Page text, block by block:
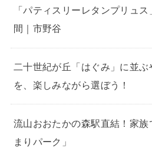
「パティスリーレタンプリュ
間｜市野谷
二十世紀が丘「はぐみ」に並ぶ
を、楽しみながら選ぼう！
流山おおたかの森駅直結！家族
まりパーク」